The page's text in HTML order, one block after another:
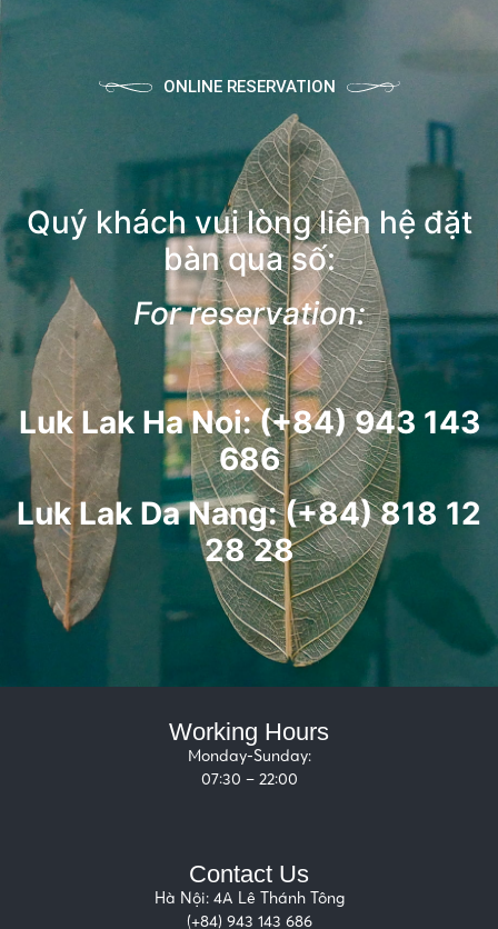
ONLINE RESERVATION
Quý khách vui lòng liên hệ đặt
bàn qua số:
For reservation:
Luk Lak Ha Noi: (+84) 943 143
686
Luk Lak Da Nang: (+84) 818 12
28 28
Contact Us
Hà Nội: 4A Lê Thánh Tông
(+84) 943 143 686
Working Hours
Monday-Sunday:
07:30 – 22:00